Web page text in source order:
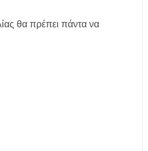
θα πρέπει πάντα να